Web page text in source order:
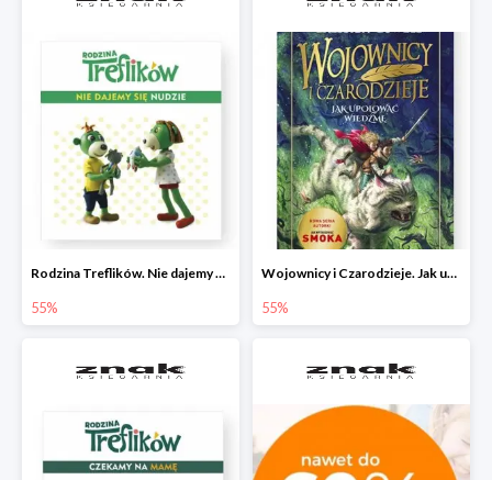
Rodzina Treflików. Nie dajemy się nudzie!
55%
Wojownicy i Czarodzieje. Jak upolować wiedźmę
55%